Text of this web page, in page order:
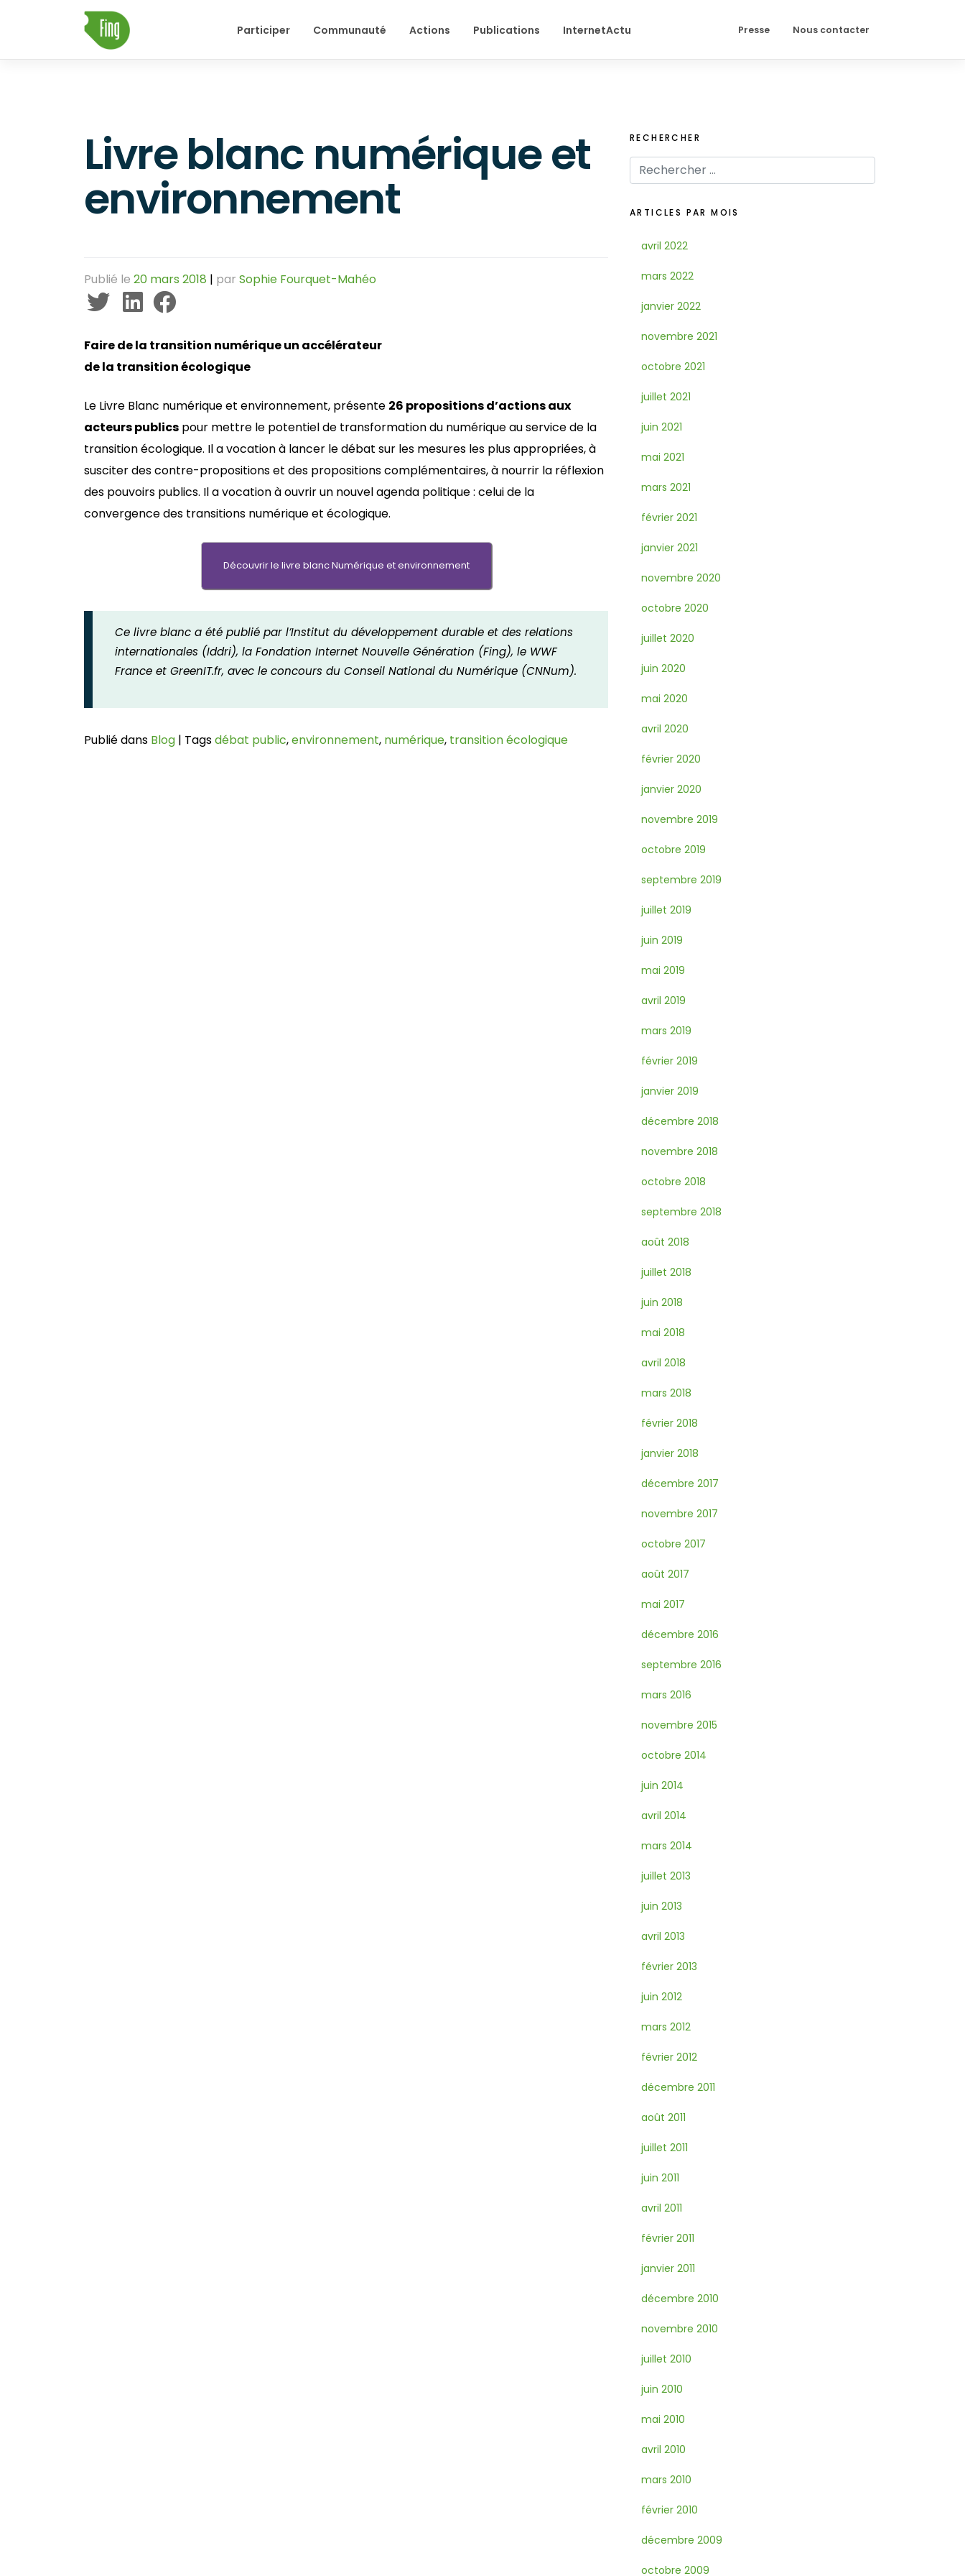
Participer Communauté Actions Publications InternetActu Presse Nous contacter
Livre blanc numérique et
environnement
Publié le 20 mars 2018 | par Sophie Fourquet-Mahéo
Faire de la transition numérique un accélérateur
de la transition écologique
Le Livre Blanc numérique et environnement, présente 26 propositions d’actions aux
acteurs publics pour mettre le potentiel de transformation du numérique au service de la
transition écologique. Il a vocation à lancer le débat sur les mesures les plus appropriées, à
susciter des contre-propositions et des propositions complémentaires, à nourrir la réflexion
des pouvoirs publics. Il a vocation à ouvrir un nouvel agenda politique : celui de la
convergence des transitions numérique et écologique.
Découvrir le livre blanc Numérique et environnement
Ce livre blanc a été publié par l’Institut du développement durable et des relations
internationales (Iddri), la Fondation Internet Nouvelle Génération (Fing), le WWF
France et GreenIT.fr, avec le concours du Conseil National du Numérique (CNNum).
Publié dans Blog | Tagsdébat public,environnement, numérique, transition écologique
RECHERCHER
ARTICLES PAR MOIS
avril 2022
mars 2022
janvier 2022
novembre 2021
octobre 2021
juillet 2021
juin 2021
mai 2021
mars 2021
février 2021
janvier 2021
novembre 2020
octobre 2020
juillet 2020
juin 2020
mai 2020
avril 2020
février 2020
janvier 2020
novembre 2019
octobre 2019
septembre 2019
juillet 2019
juin 2019
mai 2019
avril 2019
mars 2019
février 2019
janvier 2019
décembre 2018
novembre 2018
octobre 2018
septembre 2018
août 2018
juillet 2018
juin 2018
mai 2018
avril 2018
mars 2018
février 2018
janvier 2018
décembre 2017
novembre 2017
octobre 2017
août 2017
mai 2017
décembre 2016
septembre 2016
mars 2016
novembre 2015
octobre 2014
juin 2014
avril 2014
mars 2014
juillet 2013
juin 2013
avril 2013
février 2013
juin 2012
mars 2012
février 2012
décembre 2011
août 2011
juillet 2011
juin 2011
avril 2011
février 2011
janvier 2011
décembre 2010
novembre 2010
juillet 2010
juin 2010
mai 2010
avril 2010
mars 2010
février 2010
décembre 2009
octobre 2009